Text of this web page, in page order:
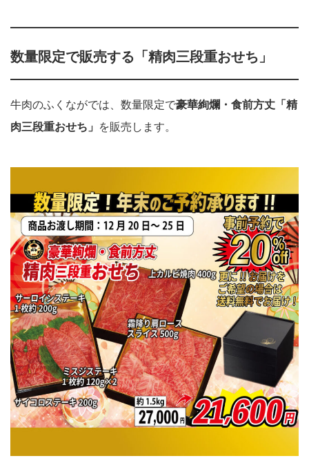
数量限定で販売する「精肉三段重おせち」
牛肉のふくながでは、数量限定で豪華絢爛・食前方丈「精
肉三段重おせち」
を販売します。